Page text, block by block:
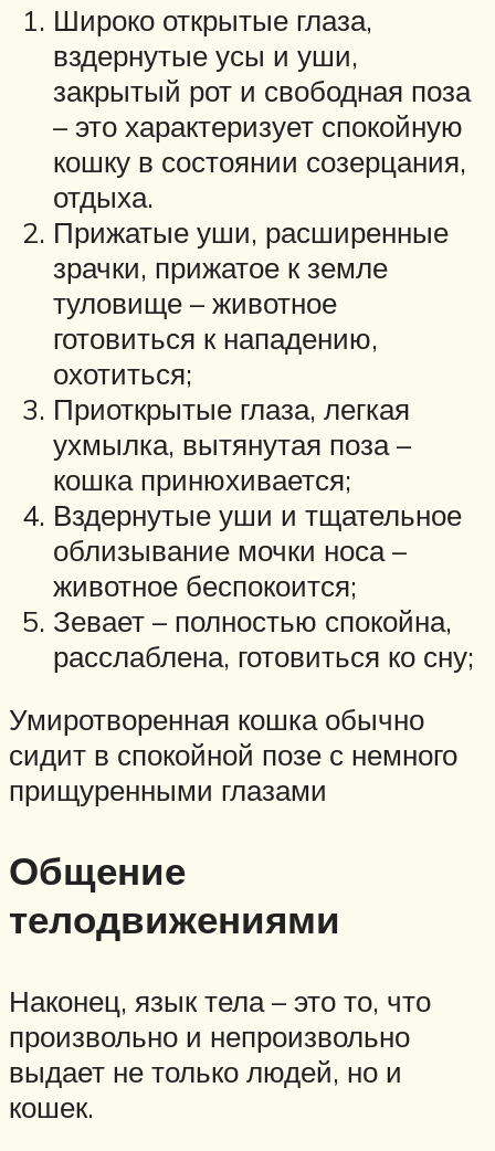
Широко открытые глаза,
вздернутые усы и уши,
закрытый рот и свободная поза
– это характеризует спокойную
кошку в состоянии созерцания,
отдыха.
Прижатые уши, расширенные
зрачки, прижатое к земле
туловище – животное
готовиться к нападению,
охотиться;
Приоткрытые глаза, легкая
ухмылка, вытянутая поза –
кошка принюхивается;
Вздернутые уши и тщательное
облизывание мочки носа –
животное беспокоится;
Зевает – полностью спокойна,
расслаблена, готовиться ко сну;
Умиротворенная кошка обычно
сидит в спокойной позе с немного
прищуренными глазами
Общение
телодвижениями
Наконец, язык тела – это то, что
произвольно и непроизвольно
выдает не только людей, но и
кошек.